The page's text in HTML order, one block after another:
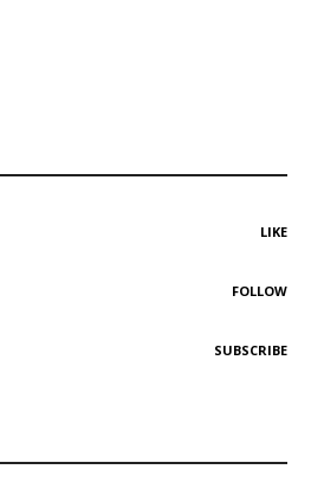
LIKE
FOLLOW
SUBSCRIBE